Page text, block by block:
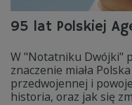
95 lat Polskiej
W "Notatniku Dwójki"
znaczenie miała
przedwojennej i
historia, oraz jak się